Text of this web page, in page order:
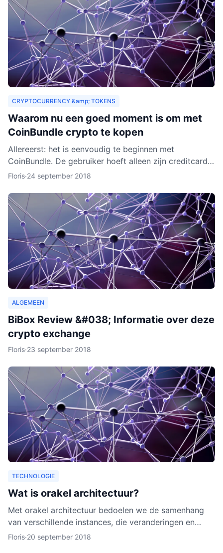
CRYPTOCURRENCY &amp; TOKENS
Waarom nu een goed moment is om met
CoinBundle crypto te kopen
Allereerst: het is eenvoudig te beginnen met
CoinBundle. De gebruiker hoeft alleen zijn creditcard
te gebruiken of bankinformatie op te geven, een paar
Floris·24 september 2018
ALGEMEEN
BiBox Review &#038; Informatie over deze
crypto exchange
Floris·23 september 2018
TECHNOLOGIE
Wat is orakel architectuur?
Met orakel architectuur bedoelen we de samenhang
van verschillende instances, die veranderingen en
activiteiten in het netwerk noteren. Een orakel is erg
Floris·20 september 2018